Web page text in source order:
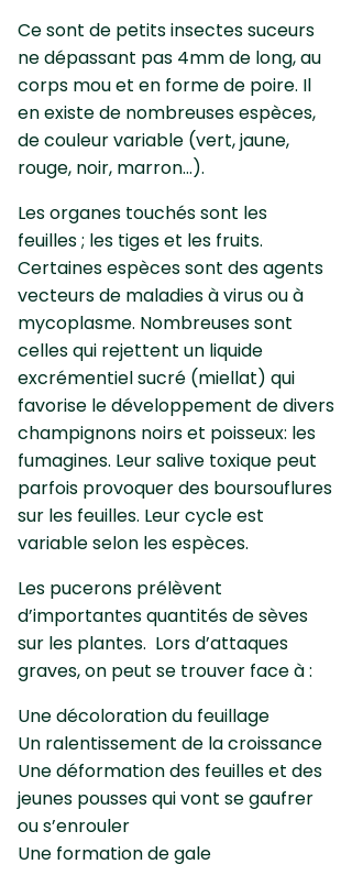
Ce sont de petits insectes suceurs
ne dépassant pas 4mm de long, au
corps mou et en forme de poire. Il
en existe de nombreuses espèces,
de couleur variable (vert, jaune,
rouge, noir, marron…).
Les organes touchés sont les
feuilles ; les tiges et les fruits.
Certaines espèces sont des agents
vecteurs de maladies à virus ou à
mycoplasme. Nombreuses sont
celles qui rejettent un liquide
excrémentiel sucré (miellat) qui
favorise le développement de divers
champignons noirs et poisseux: les
fumagines. Leur salive toxique peut
parfois provoquer des boursouflures
sur les feuilles. Leur cycle est
variable selon les espèces.
Les pucerons prélèvent
d’importantes quantités de sèves
sur les plantes. Lors d’attaques
graves, on peut se trouver face à :
Une décoloration du feuillage
Un ralentissement de la croissance
Une déformation des feuilles et des
jeunes pousses qui vont se gaufrer
ou s’enrouler
Une formation de gale